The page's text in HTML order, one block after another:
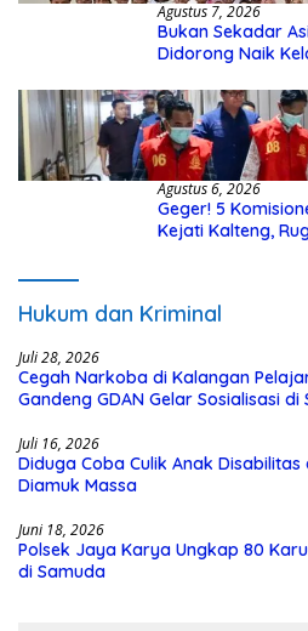
Agustus 7, 2026
Bukan Sekadar
Didorong Naik
Agustus 6, 2026
Geger! 5
Kejati Kalteng,
Hukum dan Kriminal
Juli 28, 2026
Cegah Narkoba di Kalangan
Gandeng GDAN Gelar Sosialisasi di
Juli 16, 2026
Diduga Coba Culik Anak
Diamuk Massa
Juni 18, 2026
Polsek Jaya Karya Ungkap 80
di Samuda